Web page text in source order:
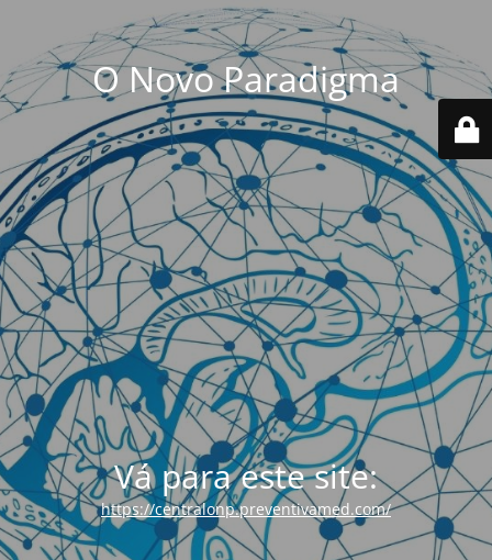
O Novo Paradigma
Vá para este site:
https://centralonp.preventivamed.com/